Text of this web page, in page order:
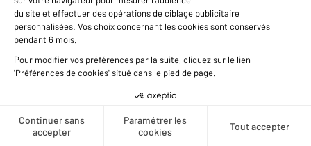
Créer une alerte
Découvrez cette magnifique maison située
dans le coeur vivant de LUCON, une ville riche
en commodités et entourée de nature. Dotée
de 4 chambres spacieuses et 1 bureau (ou
chambre), cette propriété de 160 m² offre un
Voir le détail du bien